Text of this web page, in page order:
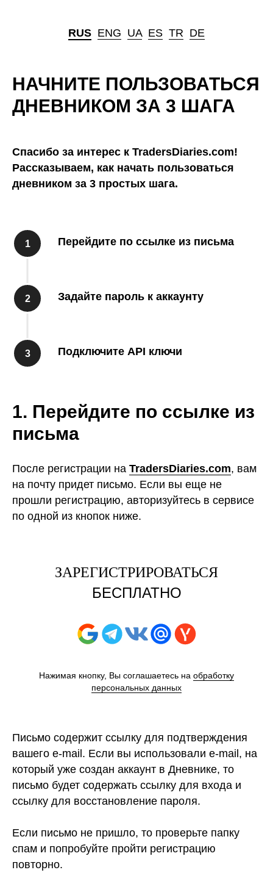
RUS ENG UAㅤ ES TR DE
НАЧНИТЕ ПОЛЬЗОВАТЬСЯ
ДНЕВНИКОМ ЗА 3 ШАГА
Спасибо за интерес к TradersDiaries.com!
Рассказываем, как начать пользоваться
дневником за 3 простых шага.
Перейдите по ссылке из письма
Задайте пароль к аккаунту
Подключите API ключи
1. Перейдите по ссылке из
письма
После регистрации на TradersDiaries.com, вам
на почту придет письмо. Если вы еще не
прошли регистрацию, авторизуйтесь в сервисе
по одной из кнопок ниже.
ЗАРЕГИСТРИРОВАТЬСЯ
БЕСПЛАТНО
Нажимая кнопку, Вы соглашаетесь на обработку
персональных данных
Письмо содержит ссылку для подтверждения
вашего e-mail. Если вы использовали e-mail, на
который уже создан аккаунт в Дневнике, то
письмо будет содержать ссылку для входа и
ссылку для восстановление пароля.
Если письмо не пришло, то проверьте папку
спам и попробуйте пройти регистрацию
повторно.